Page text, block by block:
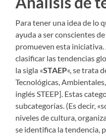
Para tener una idea de lo
ayuda a ser conscientes
promueven esta
clasificar las tendencias
la sigla «STAEP«, se trata
Tecnológicas,
inglés STEEP]. Estas
subcategorías. (Es decir,
niveles de cultura,
se identifica la tendencia,